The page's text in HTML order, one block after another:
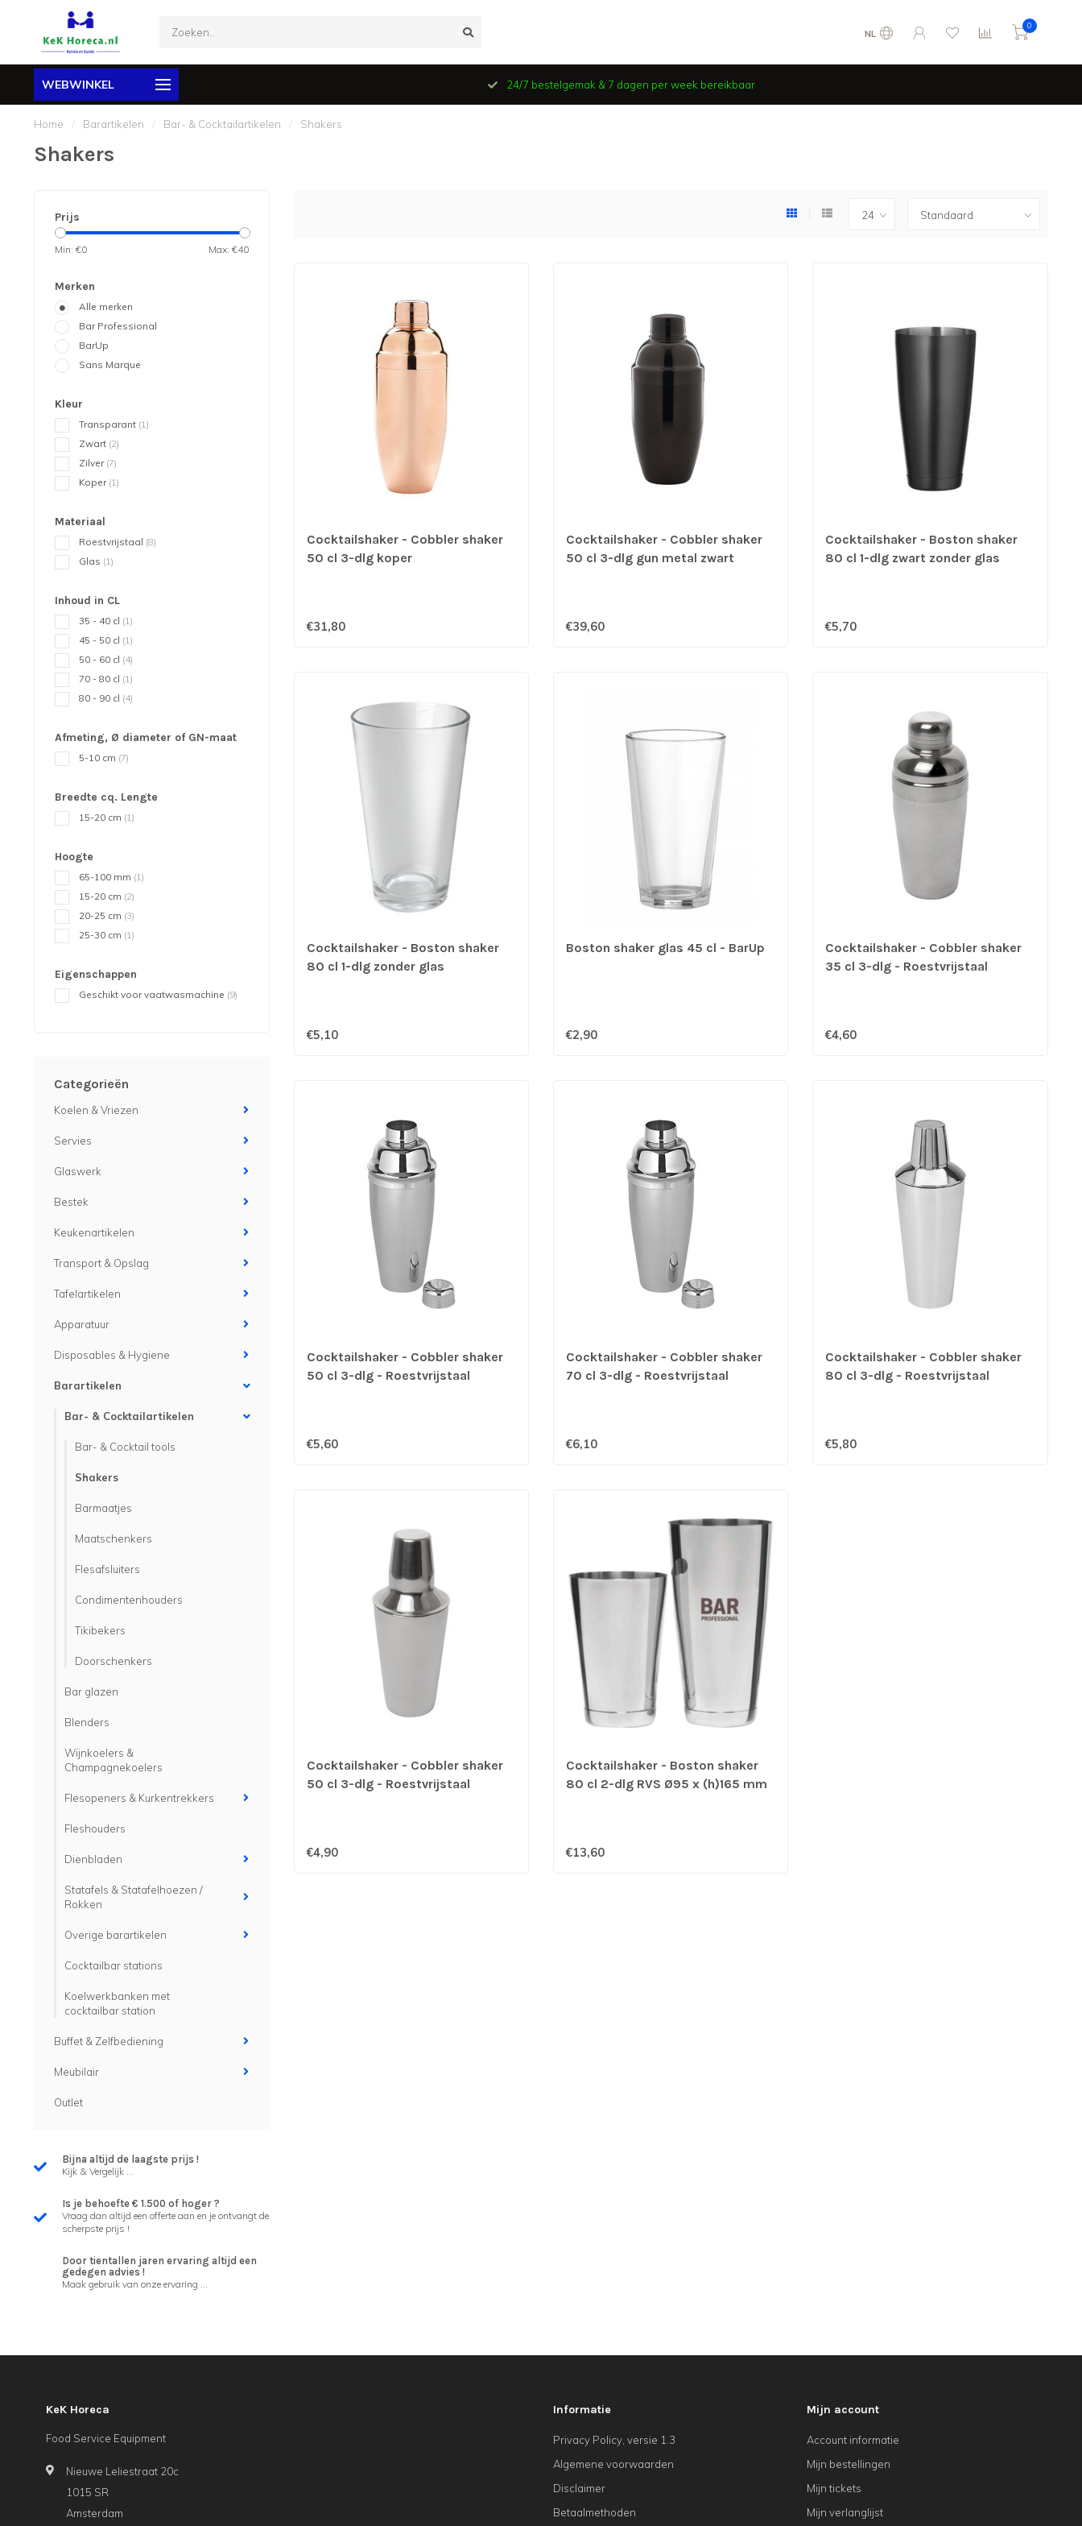
NL
0
WEBWINKEL 24/7 bestelgemak & 7 dagen per week bereikbaar
Home / Barartikelen / Bar- & Cocktailartikelen / Shakers
Shakers
Prijs
Min: €0 Max: €40
Merken
Alle merken
Bar Professional
BarUp
Sans Marque
Kleur
Transparant (1)
Zwart (2)
Zilver (7)
Koper (1)
Materiaal
Roestvrijstaal (8)
Glas (1)
Inhoud in CL
35 - 40 cl (1)
45 - 50 cl (1)
50 - 60 cl (4)
70 - 80 cl (1)
80 - 90 cl (4)
Afmeting, Ø diameter of GN-maat
5-10 cm (7)
Breedte cq. Lengte
15-20 cm (1)
Hoogte
65-100 mm (1)
15-20 cm (2)
20-25 cm (3)
25-30 cm (1)
Eigenschappen
Geschikt voor vaatwasmachine (9)
Categorieën
Koelen & Vriezen
Servies
Glaswerk
Bestek
Keukenartikelen
Transport & Opslag
Tafelartikelen
Apparatuur
Disposables & Hygiene
Barartikelen
Bar- & Cocktailartikelen
Bar- & Cocktail tools
Shakers
Barmaatjes
Maatschenkers
Flesafsluiters
Condimentenhouders
Tikibekers
Doorschenkers
Bar glazen
Blenders
Wijnkoelers &
Champagnekoelers
Flesopeners & Kurkentrekkers
Fleshouders
Dienbladen
Statafels & Statafelhoezen /
Rokken
Overige barartikelen
Cocktailbar stations
Koelwerkbanken met
cocktailbar station
Buffet & Zelfbediening
Meubilair
Outlet
Bijna altijd de laagste prijs !
Kijk & Vergelijk ...
Is je behoefte € 1.500 of hoger ?
Vraag dan altijd een offerte aan en je ontvangt de
scherpste prijs !
Door tientallen jaren ervaring altijd een
gedegen advies !
Maak gebruik van onze ervaring ...
Cocktailshaker - Cobbler shaker
50 cl 3-dlg koper
€31,80
Cocktailshaker - Cobbler shaker
50 cl 3-dlg gun metal zwart
€39,60
Cocktailshaker - Boston shaker
80 cl 1-dlg zwart zonder glas
€5,70
Cocktailshaker - Boston shaker
80 cl 1-dlg zonder glas
€5,10
Boston shaker glas 45 cl - BarUp
€2,90
Cocktailshaker - Cobbler shaker
35 cl 3-dlg - Roestvrijstaal
€4,60
Cocktailshaker - Cobbler shaker
50 cl 3-dlg - Roestvrijstaal
€5,60
Cocktailshaker - Cobbler shaker
70 cl 3-dlg - Roestvrijstaal
€6,10
Cocktailshaker - Cobbler shaker
80 cl 3-dlg - Roestvrijstaal
€5,80
Cocktailshaker - Cobbler shaker
50 cl 3-dlg - Roestvrijstaal
€4,90
Cocktailshaker - Boston shaker
80 cl 2-dlg RVS Ø95 x (h)165 mm
€13,60
KeK Horeca
Food Service Equipment
Nieuwe Leliestraat 20c
1015 SR
Amsterdam
Informatie
Privacy Policy, versie 1.3
Algemene voorwaarden
Disclaimer
Betaalmethoden
Mijn account
Account informatie
Mijn bestellingen
Mijn tickets
Mijn verlanglijst